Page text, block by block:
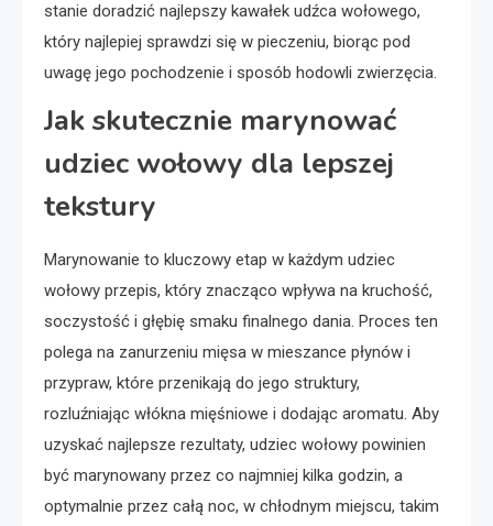
stanie doradzić najlepszy kawałek udźca wołowego,
który najlepiej sprawdzi się w pieczeniu, biorąc pod
uwagę jego pochodzenie i sposób hodowli zwierzęcia.
Jak skutecznie marynować
udziec wołowy dla lepszej
tekstury
Marynowanie to kluczowy etap w każdym udziec
wołowy przepis, który znacząco wpływa na kruchość,
soczystość i głębię smaku finalnego dania. Proces ten
polega na zanurzeniu mięsa w mieszance płynów i
przypraw, które przenikają do jego struktury,
rozluźniając włókna mięśniowe i dodając aromatu. Aby
uzyskać najlepsze rezultaty, udziec wołowy powinien
być marynowany przez co najmniej kilka godzin, a
optymalnie przez całą noc, w chłodnym miejscu, takim